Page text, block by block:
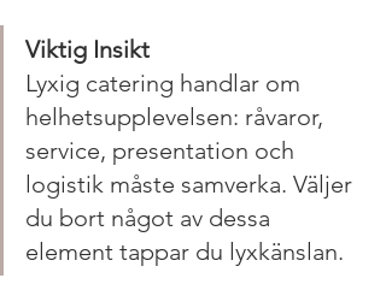
Viktig Insikt
Lyxig catering handlar om
helhetsupplevelsen: råvaror,
service, presentation och
logistik måste samverka. Väljer
du bort något av dessa
element tappar du lyxkänslan.